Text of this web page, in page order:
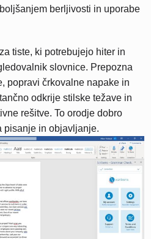
berljivosti in uporabe
tiste, ki potrebujejo hiter in
slovnice. Prepozna
popravi črkovalne napake in
odkrije stilske težave in
rešitve. To orodje dobro
pisanje in objavljanje.